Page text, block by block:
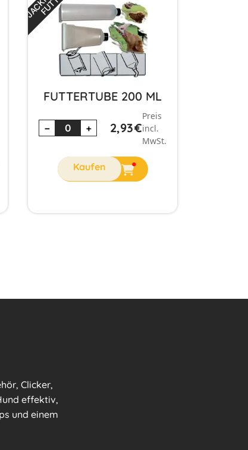
FUTTERTUBE 200 ML
− + 2,93€
Preis
incl.
MwSt.
Clicker,
effektiv,
und einem